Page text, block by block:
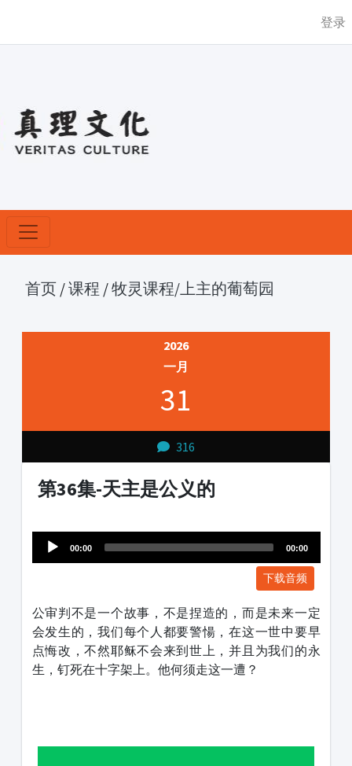
登录
首页 /课程 /牧灵课程/上主的葡萄园
2026
一月
31
316
第36集-天主是公义的
Player
00:00 00:00
下载音频
公审判不是一个故事，不是捏造的，而是未来一定
会发生的，我们每个人都要警愓，在这一世中要早
点悔改，不然耶稣不会来到世上，并且为我们的永
生，钉死在十字架上。他何须走这一遭？